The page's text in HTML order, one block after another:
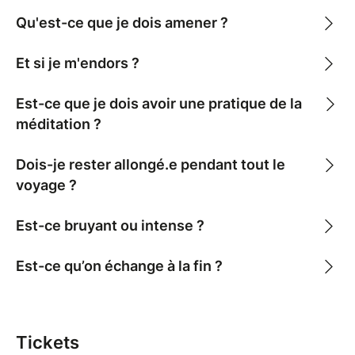
et allègent les charges émotionnelles.
↪ Pour s’offrir une parenthèse sensible et poétique :
espaces permettent de se déposer, de goûter à la
lenteur, de revenir à soi et de se régénérer.
↪ Pour explorer des thématiques intérieures
puissantes : chaque séance aborde un thème
renaissance...) autant de portes pour explorer des
fatigue, de deuil ou de transformation intérieure
Qu'est-ce que je dois amener ?
Et si je m'endors ?
Est-ce que je dois avoir une pratique de la
méditation ?
Dois-je rester allongé.e pendant tout le
voyage ?
Est-ce bruyant ou intense ?
Est-ce qu’on échange à la fin ?
Tickets